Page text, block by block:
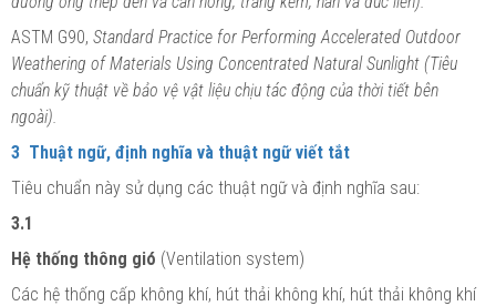
ASTM G90, Standard Practice for Performing Accelerated Outdoor
Weathering of Materials Using Concentrated Natural Sunlight (Tiêu
chuẩn kỹ thuật về bảo vệ vật liệu chịu tác động của thời tiết bên
ngoài).
3 Thuật ngữ, định nghĩa và thuật ngữ viết tắt
Tiêu chuẩn này sử dụng các thuật ngữ và định nghĩa sau:
3.1
Hệ thống thông gió (Ventilation system)
Các hệ thống cấp không khí, hút thải không khí, hút thải không khí